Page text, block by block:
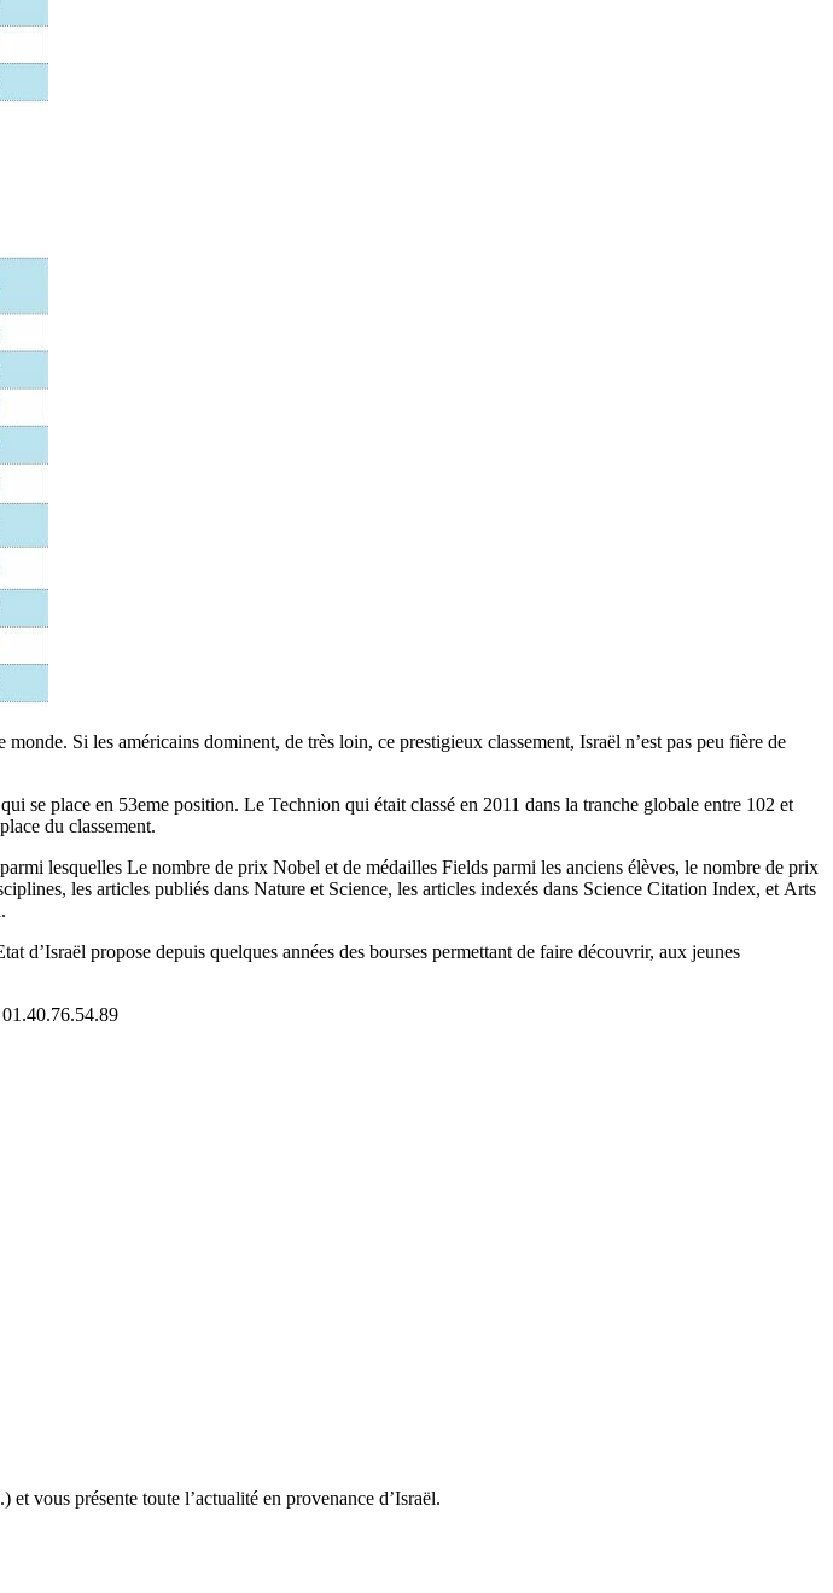
monde. Si les américains dominent, de très loin, ce prestigieux classement, Israël n’est pas peu fière de
se place en 53eme position. Le Technion qui était classé en 2011 dans la tranche globale entre 102 et
du classement.
lesquelles Le nombre de prix Nobel et de médailles Fields parmi les anciens élèves, le nombre de prix
les articles publiés dans Nature et Science, les articles indexés dans Science Citation Index, et Arts
d’Israël propose depuis quelques années des bourses permettant de faire découvrir, aux jeunes
vous présente toute l’actualité en provenance d’Israël.